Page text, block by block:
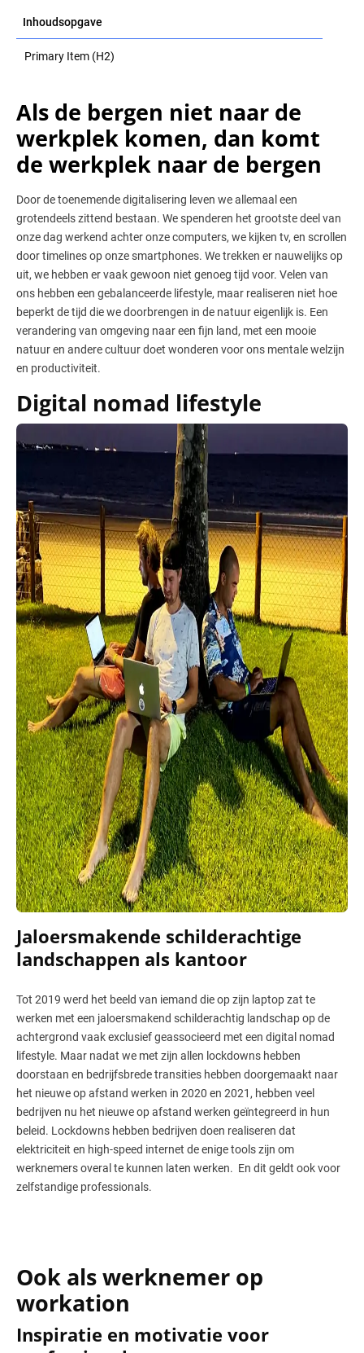
Inhoudsopgave
Primary Item (H2)
Als de bergen niet naar de
werkplek komen, dan komt
de werkplek naar de bergen
Door de toenemende digitalisering leven we allemaal een
grotendeels zittend bestaan. We spenderen het grootste deel van
onze dag werkend achter onze computers, we kijken tv, en scrollen
door timelines op onze smartphones. We trekken er nauwelijks op
uit, we hebben er vaak gewoon niet genoeg tijd voor. Velen van
ons hebben een gebalanceerde lifestyle, maar realiseren niet hoe
beperkt de tijd die we doorbrengen in de natuur eigenlijk is. Een
verandering van omgeving naar een fijn land, met een mooie
natuur en andere cultuur doet wonderen voor ons mentale welzijn
en productiviteit.
Digital nomad lifestyle
Jaloersmakende schilderachtige
landschappen als kantoor
Tot 2019 werd het beeld van iemand die op zijn laptop zat te
werken met een jaloersmakend schilderachtig landschap op de
achtergrond vaak exclusief geassocieerd met een digital nomad
lifestyle. Maar nadat we met zijn allen lockdowns hebben
doorstaan en bedrijfsbrede transities hebben doorgemaakt naar
het nieuwe op afstand werken in 2020 en 2021, hebben veel
bedrijven nu het nieuwe op afstand werken geïntegreerd in hun
beleid. Lockdowns hebben bedrijven doen realiseren dat
elektriciteit en high-speed internet de enige tools zijn om
werknemers overal te kunnen laten werken. En dit geldt ook voor
zelfstandige professionals.
Ook als werknemer op
workation
Inspiratie en motivatie voor